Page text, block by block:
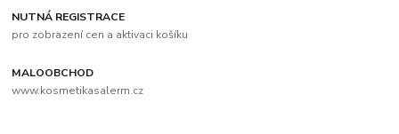
NUTNÁ REGISTRACE
pro zobrazení cen a aktivaci košíku
MALOOBCHOD
www.kosmetikasalerm.cz